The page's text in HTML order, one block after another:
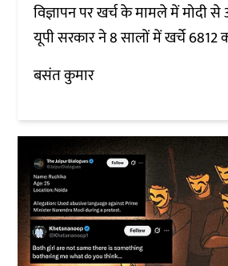
विज्ञापन पर खर्च के मामले में मोदी
यूपी सरकार ने 8 सालों में खर्चे 6812
बसंत कुमार